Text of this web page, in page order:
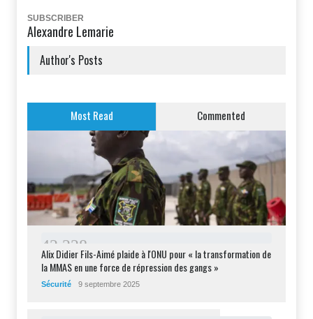
SUBSCRIBER
Alexandre Lemarie
Author's Posts
Most Read Commented
42 228
Alix Didier Fils-Aimé plaide à l'ONU pour « la transformation de
la MMAS en une force de répression des gangs »
Sécurité 9 septembre 2025